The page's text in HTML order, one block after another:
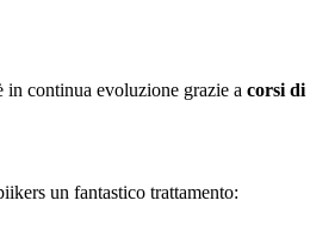
in continua evoluzione grazie a corsi di
un fantastico trattamento: